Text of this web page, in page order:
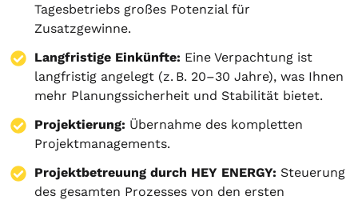
Tagesbetriebs großes Potenzial für
Zusatzgewinne.
Langfristige Einkünfte: Eine Verpachtung ist
langfristig angelegt (z. B. 20–30 Jahre), was Ihnen
mehr Planungssicherheit und Stabilität bietet.
Projektierung: Übernahme des kompletten
Projektmanagements.
Projektbetreuung durch HEY ENERGY: Steuerung
des gesamten Prozesses von den ersten